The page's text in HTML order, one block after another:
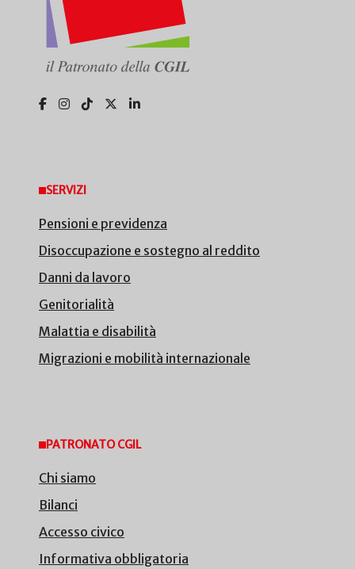
SERVIZI
Pensioni e previdenza
Disoccupazione e sostegno al reddito
Danni da lavoro
Genitorialità
Malattia e disabilità
Migrazioni e mobilità internazionale
PATRONATO CGIL
Chi siamo
Bilanci
Accesso civico
Informativa obbligatoria